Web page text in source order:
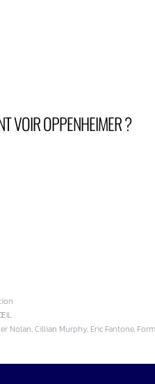
VOIR OPPENHEIMER ?
Nolan, Cillian Murphy, Eric Fantone,